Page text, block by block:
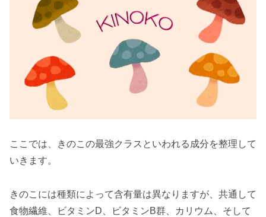
ここでは、きのこの最強クラスといわれる成分を整理して
いきます。
きのこには種類によって含有量は異なりますが、共通して
食物繊維、ビタミンD、ビタミンB群、カリウム、そして